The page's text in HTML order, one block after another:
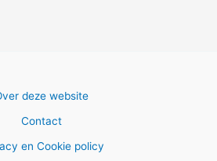
deze website
Contact
en Cookie policy